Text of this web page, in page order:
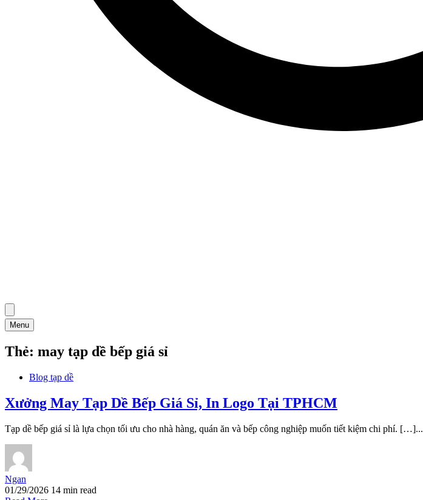
Menu
Thẻ: may tạp dề bếp giá sỉ
Blog tạp dề
Xưởng May Tạp Dề Bếp Giá Sỉ, In Logo Tại TPHCM
Tạp dề bếp giá sỉ là lựa chọn tối ưu cho nhà hàng, quán ăn và bếp công nghiệp muốn tiết kiệm chi phí. […]...
Ngan
01/29/2026 14 min read